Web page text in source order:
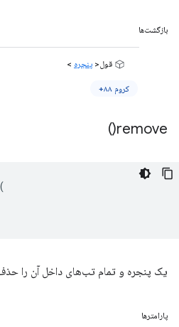
بازگشت‌ها
قول< پنجره >
کروم ۸۸+
remove(
)
(
یک پنجره و تمام تب‌های داخل آن را
پارامترها